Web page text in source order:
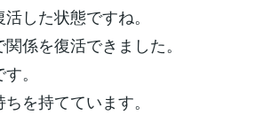
した状態ですね。
係を復活できました。
。
を持てています。